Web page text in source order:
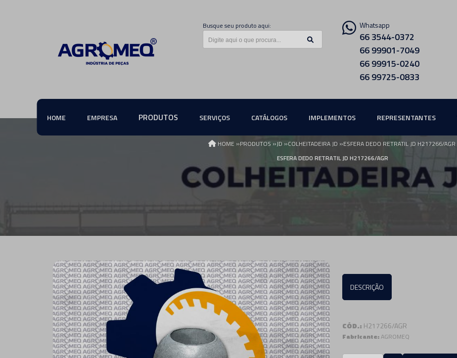
Busque seu produto aqui: Whatsapp
66 3544-0372
66 99901-7049
66 99915-0240
66 99725-0833
HOME EMPRESA PRODUTOS SERVIÇOS CATÁLOGOS IMPLEMENTOS REPRESENTANTES
HOME »PRODUTOS »JD »COLHEITADEIRA JD »ESFERA DEDO RETRATIL JD H217266/AGR
ESFERA DEDO RETRATIL JD H217266/AGR
DESCRIÇÃO
CÓD.: H217266/AGR
Fabricante:AGROMEQ